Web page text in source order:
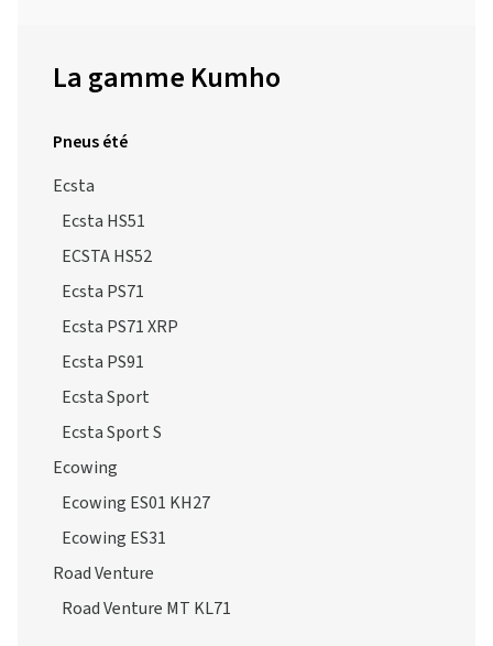
La gamme Kumho
Pneus été
Ecsta
Ecsta HS51
ECSTA HS52
Ecsta PS71
Ecsta PS71 XRP
Ecsta PS91
Ecsta Sport
Ecsta Sport S
Ecowing
Ecowing ES01 KH27
Ecowing ES31
Road Venture
Road Venture MT KL71